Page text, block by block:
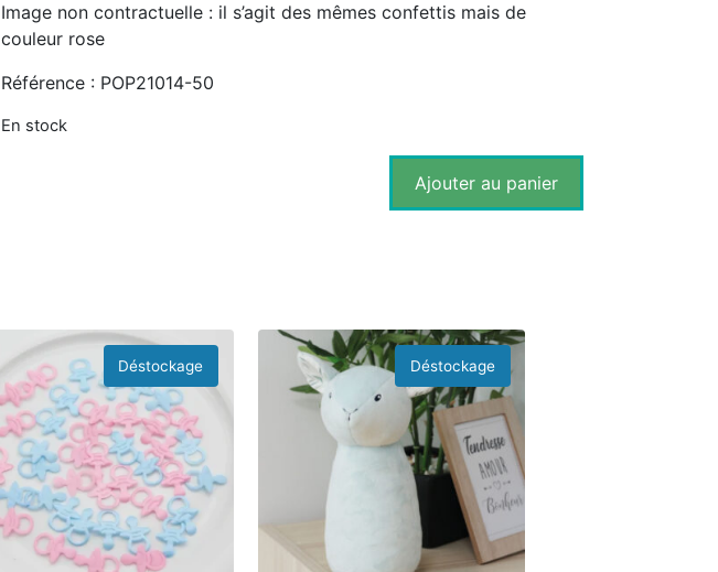
Image non contractuelle : il s’agit des mêmes confettis mais de
couleur rose
Référence : POP21014-50
En stock
Ajouter au panier